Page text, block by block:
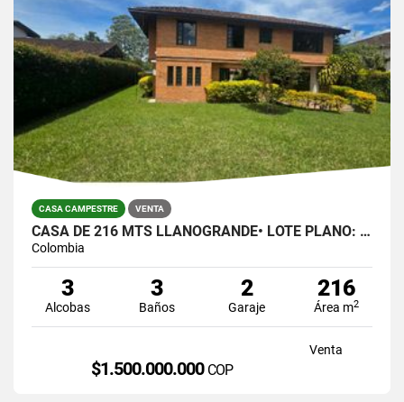
CASA CAMPESTRE VENTA
CASA DE 216 MTS LLANOGRANDE• LOTE PLANO: 823 MTS $1.500.000.00
Colombia
3
Alcobas
3
Baños
2
Garaje
216
Área m2
Venta
$1.500.000.000 COP